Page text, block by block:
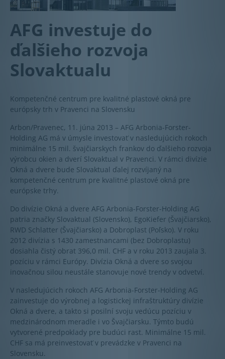
AFG investuje do
ďalšieho rozvoja
Slovaktualu
Kompetenčné centrum pre kvalitné plastové okná pre
európsky trh v Pravenci na Slovensku
Arbon/Pravenec, 11. júna 2013 – AFG Arbonia-Forster-
Holding AG má v úmysle investovať v nasledujúcich rokoch
minimálne 15 mil. švajčiarskych frankov do ďalšieho rozvoja
výrobcu okien a dverí Slovaktual v Pravenci. V rámci divízie
Okná a dvere bude Slovaktual ďalej rozvíjaný na
kompetenčné centrum pre kvalitné plastové okná pre
európske trhy.
Do divízie Okná a dvere AFG Arbonia-Forster-Holding AG
patria značky Slovaktual (Slovensko), EgoKiefer (Švajčiarsko),
RWD Schlatter (Švajčiarsko) a Dobroplast (Poľsko). V roku
2012 divízia s 1430 zamestnancami (bez Dobroplastu)
dosiahla čistý obrat 396,0 mil. CHF a v roku 2013 zaujala 3.
pozíciu v rámci Európy. Divízia Okná a dvere so svojou
inovačnou silou neustále stanovuje nové trendy v odvetví.
V nasledujúcich rokoch AFG Arbonia-Forster-Holding AG
zainvestuje do výrobnej a logistickej infraštruktúry divízie
Okná a dvere, a takto si posilní svoju vedúcu pozíciu v
medzinárodnom meradle i vo Švajčiarsku. Týmto budú
vytvorené predpoklady pre budúci rast. Minimálne 15 mil.
CHF sa má preinvestovať v prevádzke v Pravenci na
Slovensku.